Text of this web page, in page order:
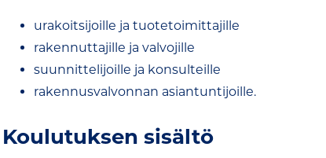
urakoitsijoille ja tuotetoimittajille
rakennuttajille ja valvojille
suunnittelijoille ja konsulteille
rakennusvalvonnan asiantuntijoille.
Koulutuksen sisältö